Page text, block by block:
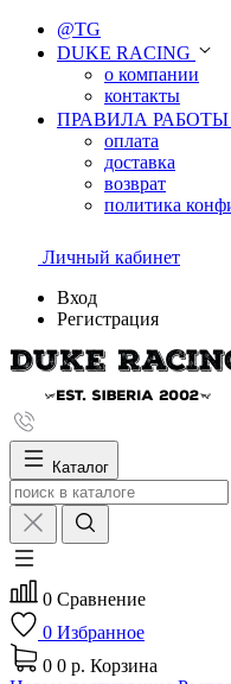
@TG
DUKE RACING
о компании
контакты
ПРАВИЛА РАБОТЫ
оплата
доставка
возврат
политика
Личный кабинет
Вход
Регистрация
Каталог
0 Сравнение
0 Избранное
0 0 р. Корзина